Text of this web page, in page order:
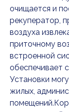
очищается и
рекуператор,
воздуха
приточному
встроенной
обеспечивает
Установки
жилых,